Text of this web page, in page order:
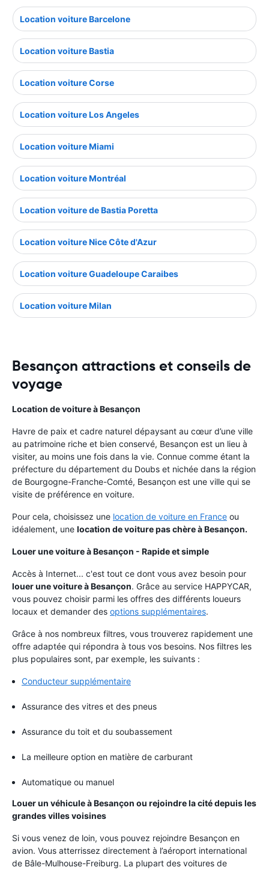
Location voiture Barcelone
Location voiture Bastia
Location voiture Corse
Location voiture Los Angeles
Location voiture Miami
Location voiture Montréal
Location voiture de Bastia Poretta
Location voiture Nice Côte d'Azur
Location voiture Guadeloupe Caraibes
Location voiture Milan
Besançon attractions et conseils de
voyage
Location de voiture à Besançon
Havre de paix et cadre naturel dépaysant au cœur d’une ville
au patrimoine riche et bien conservé, Besançon est un lieu à
visiter, au moins une fois dans la vie. Connue comme étant la
préfecture du département du Doubs et nichée dans la région
de Bourgogne-Franche-Comté, Besançon est une ville qui se
visite de préférence en voiture.
Pour cela, choisissez une location de voiture en France ou
idéalement, une location de voiture pas chère à Besançon.
Louer une voiture à Besançon - Rapide et simple
Accès à Internet... c'est tout ce dont vous avez besoin pour
louer une voiture à Besançon. Grâce au service HAPPYCAR,
vous pouvez choisir parmi les offres des différents loueurs
locaux et demander des options supplémentaires.
Grâce à nos nombreux filtres, vous trouverez rapidement une
offre adaptée qui répondra à tous vos besoins. Nos filtres les
plus populaires sont, par exemple, les suivants :
Conducteur supplémentaire
Assurance des vitres et des pneus
Assurance du toit et du soubassement
La meilleure option en matière de carburant
Automatique ou manuel
Louer un véhicule à Besançon ou rejoindre la cité depuis les
grandes villes voisines
Si vous venez de loin, vous pouvez rejoindre Besançon en
avion. Vous atterrissez directement à l’aéroport international
de Bâle-Mulhouse-Freiburg. La plupart des voitures de